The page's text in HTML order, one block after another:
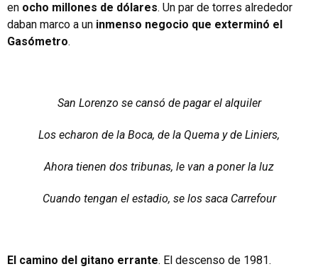
en ocho millones de dólares. Un par de torres alrededor
daban marco a un inmenso negocio que exterminó el
Gasómetro.
San Lorenzo se cansó de pagar el alquiler
Los echaron de la Boca, de la Quema y de Liniers,
Ahora tienen dos tribunas, le van a poner la luz
Cuando tengan el estadio, se los saca Carrefour
El camino del gitano errante. El descenso de 1981.